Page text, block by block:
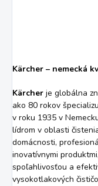
Kärcher – nemecká
Kärcher je globálna
ako 80 rokov
v roku 1935 v
lídrom v oblasti
domácnosti,
inovatívnymi
spoľahlivosťou a
vysokotlakových